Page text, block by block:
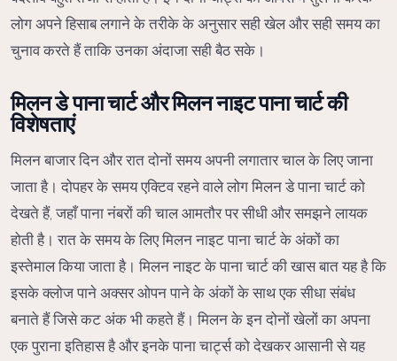
लोग अपने हिसाब लगाने के तरीके के अनुसार सही खेल और सही समय का
चुनाव करते हैं ताकि उनका अंदाजा सही बैठ सके।
मिलन डे पाना चार्ट और मिलन नाइट पाना चार्ट की
विशेषताएं
मिलन बाजार दिन और रात दोनों समय अपनी लगातार चाल के लिए जाना
जाता है। दोपहर के समय एक्टिव रहने वाले लोग मिलन डे पाना चार्ट को
देखते हैं, जहाँ पाना नंबरों की चाल आमतौर पर सीधी और समझने लायक
होती है। रात के समय के लिए मिलन नाइट पाना चार्ट के अंकों का
इस्तेमाल किया जाता है। मिलन नाइट के पाना चार्ट की खास बात यह है कि
इसके क्लोज पाने अक्सर ओपन पाने के अंकों के साथ एक सीधा संबंध
बनाते हैं जिसे कट अंक भी कहते हैं। मिलन के इन दोनों खेलों का अपना
एक पुराना इतिहास है और इनके पाना चार्ट्स को देखकर आसानी से यह